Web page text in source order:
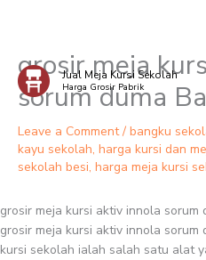
Skip
content
Jual Meja Kursi Sekolah
Harga Grosir Pabrik
grosir meja
sorum duma
Leave a Comment / bangku
kayu sekolah, harga kursi dan
sekolah besi, harga meja kursi
grosir meja kursi aktiv innola sorum
grosir meja kursi aktiv innola sorum
kursi sekolah ialah salah satu alat